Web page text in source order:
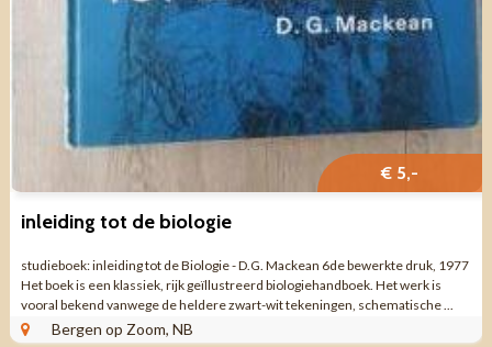
€ 5,-
inleiding tot de biologie
studieboek: inleiding tot de Biologie - D.G. Mackean 6de bewerkte druk, 1977
Het boek is een klassiek, rijk geïllustreerd biologiehandboek. Het werk is
vooral bekend vanwege de heldere zwart-wit tekeningen, schematische ...
Bergen op Zoom, NB